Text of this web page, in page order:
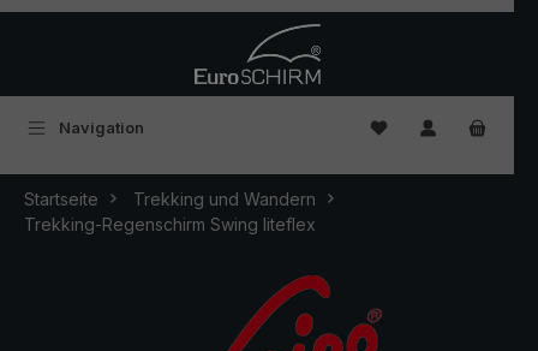
Navigation Du hast 0
Startseite
Trekking und Wandern
Trekking-Regenschirm Swing liteflex